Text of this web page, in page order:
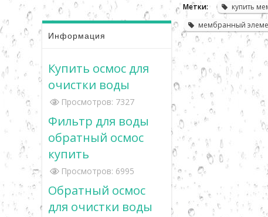
Информация
Купить осмос для
очистки воды
Просмотров: 7327
Фильтр для воды
обратный осмос
купить
Просмотров: 6995
Обратный осмос
для очистки воды
Метки: купить
мембранный